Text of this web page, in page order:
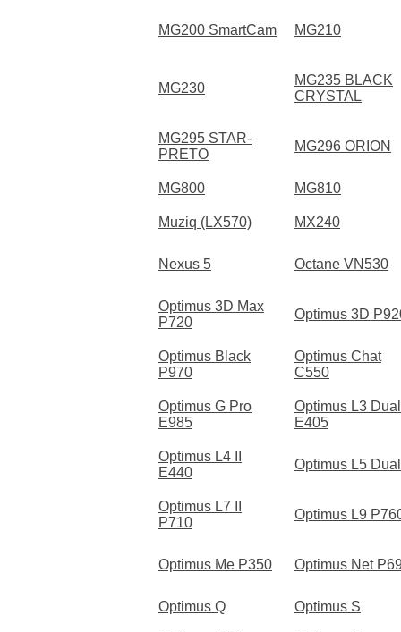
MG200 SmartCam MG210
MG230
MG235 BLACK
CRYSTAL
MG295 STAR-
PRETO
MG296 ORION
MG800 MG810
Muziq (LX570) MX240
Nexus 5 Octane VN530
Optimus 3D Max
P720
Optimus 3D
Optimus Black
P970
Optimus Chat
C550
Optimus G Pro
E985
Optimus L3 Dual
E405
Optimus L4 II
E440
Optimus L5 Dual
Optimus L7 II
P710
Optimus L9
Optimus Me P350 Optimus Net
Optimus Q Optimus S